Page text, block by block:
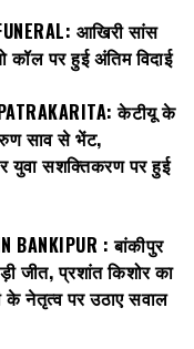
आखिरी सांस
कॉल पर हुई अंतिम विदाई
केटीयू के
साव से भेंट,
युवा सशक्तिकरण पर हुई
BANKIPUR : बांकीपुर
जीत, प्रशांत किशोर का
के नेतृत्व पर उठाए सवाल